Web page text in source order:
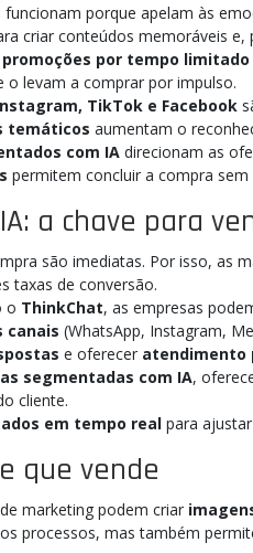
funcionam porque apelam às
criar conteúdos memoráveis e,
promoções por tempo limitado
o levam a comprar por impulso.
TikTok e Facebook
temáticos aumentam o
com IA direcionam as
permitem concluir a compra sem
a chave para
são imediatas. Por isso, as
taxas de conversão.
o ThinkChat, as empresas
canais (WhatsApp, Instagram,
e oferecer atendimento
segmentadas com IA,
cliente.
em tempo real para
que vende
marketing podem criar
processos, mas também